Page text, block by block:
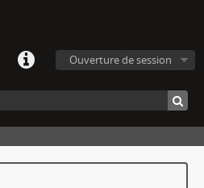
Ouverture de session